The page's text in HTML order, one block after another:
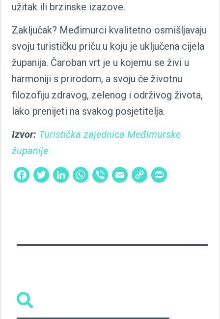
užitak ili brzinske izazove.
Zaključak? Međimurci kvalitetno osmišljavaju
svoju turističku priču u koju je uključena cijela
županija. Čaroban vrt je u kojemu se živi u
harmoniji s prirodom, a svoju će životnu
filozofiju zdravog, zelenog i održivog života,
lako prenijeti na svakog posjetitelja.
Izvor: Turistička zajednica Međimurske
županije
Facebook
Twitter
LinkedIn
WhatsApp
ViberEmail
Copy